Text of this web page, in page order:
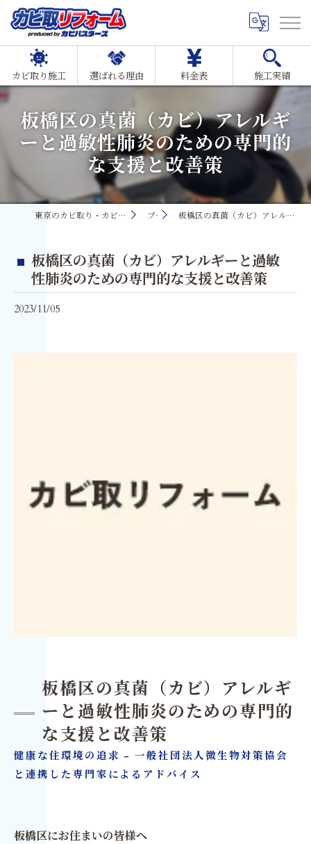
カビ取り施工 選ばれる理由 料金表 施工実績
板橋区の真菌（カビ）アレルギ
ーと過敏性肺炎のための専門的
な支援と改善策
東京のカビ取り・カビ対策ならMIST工法®カビ取リフォーム ブログ 板橋区の真菌（カビ）アレルギーと過敏性肺炎のための専門的な支援と改善策
板橋区の真菌（カビ）アレルギーと過敏
性肺炎のための専門的な支援と改善策
2023/11/05
板橋区の真菌（カビ）アレルギ
ーと過敏性肺炎のための専門的
な支援と改善策
健康な住環境の追求 - 一般社団法人微生物対策協会
と連携した専門家によるアドバイス
板橋区にお住まいの皆様へ